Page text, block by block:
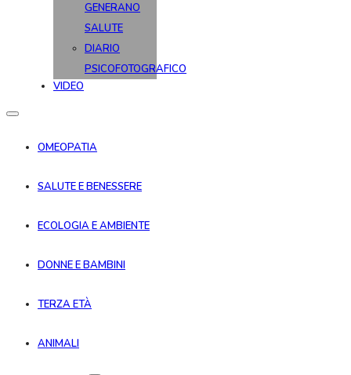
GENERANO
SALUTE
DIARIO
PSICOFOTOGRAFICO
VIDEO
OMEOPATIA
SALUTE E BENESSERE
ECOLOGIA E AMBIENTE
DONNE E BAMBINI
TERZA ETÀ
ANIMALI